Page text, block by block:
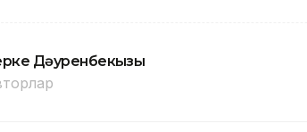
Дәуренбекқызы